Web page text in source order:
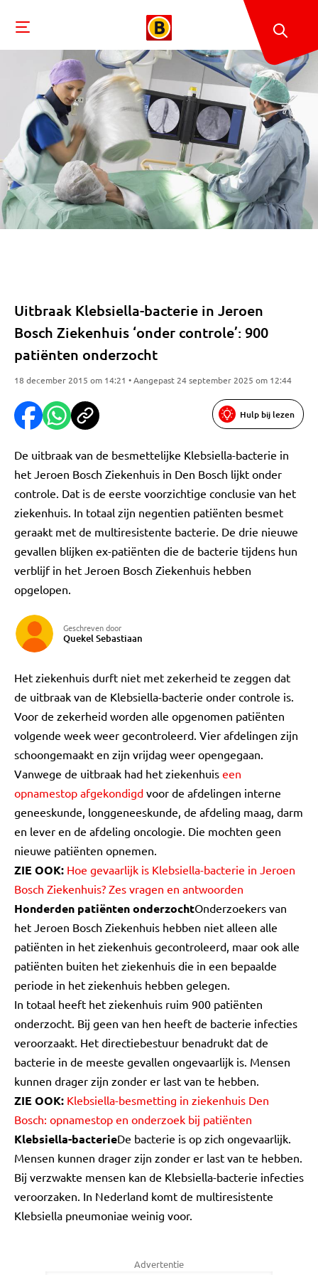
Uitbraak Klebsiella-bacterie in Jeroen
Bosch Ziekenhuis ‘onder controle’: 900
patiënten onderzocht
18 december 2015 om 14:21 • Aangepast 24 september 2025 om 12:44
Hulp bij lezen
De uitbraak van de besmettelijke Klebsiella-bacterie in
het Jeroen Bosch Ziekenhuis in Den Bosch lijkt onder
controle. Dat is de eerste voorzichtige conclusie van het
ziekenhuis. In totaal zijn negentien patiënten besmet
geraakt met de multiresistente bacterie. De drie nieuwe
gevallen blijken ex-patiënten die de bacterie tijdens hun
verblijf in het Jeroen Bosch Ziekenhuis hebben
opgelopen.
Geschreven door
Quekel Sebastiaan
Het ziekenhuis durft niet met zekerheid te zeggen dat
de uitbraak van de Klebsiella-bacterie onder controle is.
Voor de zekerheid worden alle opgenomen patiënten
volgende week weer gecontroleerd. Vier afdelingen zijn
schoongemaakt en zijn vrijdag weer opengegaan.
Vanwege de uitbraak had het ziekenhuis een
opnamestop afgekondigd voor de afdelingen interne
geneeskunde, longgeneeskunde, de afdeling maag, darm
en lever en de afdeling oncologie. Die mochten geen
nieuwe patiënten opnemen.
ZIE OOK: Hoe gevaarlijk is Klebsiella-bacterie in Jeroen
Bosch Ziekenhuis? Zes vragen en antwoorden
Honderden patiënten onderzochtOnderzoekers van
het Jeroen Bosch Ziekenhuis hebben niet alleen alle
patiënten in het ziekenhuis gecontroleerd, maar ook alle
patiënten buiten het ziekenhuis die in een bepaalde
periode in het ziekenhuis hebben gelegen.
In totaal heeft het ziekenhuis ruim 900 patiënten
onderzocht. Bij geen van hen heeft de bacterie infecties
veroorzaakt. Het directiebestuur benadrukt dat de
bacterie in de meeste gevallen ongevaarlijk is. Mensen
kunnen drager zijn zonder er last van te hebben.
ZIE OOK: Klebsiella-besmetting in ziekenhuis Den
Bosch: opnamestop en onderzoek bij patiënten
Klebsiella-bacterieDe bacterie is op zich ongevaarlijk.
Mensen kunnen drager zijn zonder er last van te hebben.
Bij verzwakte mensen kan de Klebsiella-bacterie infecties
veroorzaken. In Nederland komt de multiresistente
Klebsiella pneumoniae weinig voor.
Advertentie